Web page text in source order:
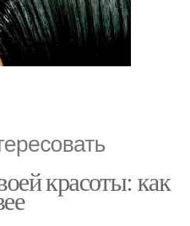
красоты: как